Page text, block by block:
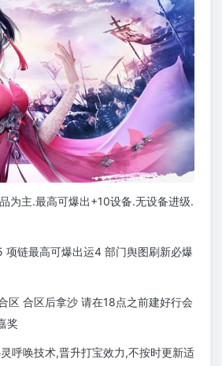
为主.最高可爆出+10设备.无设备进级.
项链最高可爆出运4 部门舆图刷新必爆
区 合区后拿沙 请在18点之前建好行会
奖
呼唤技术,晋升打宝效力,不按时更新适